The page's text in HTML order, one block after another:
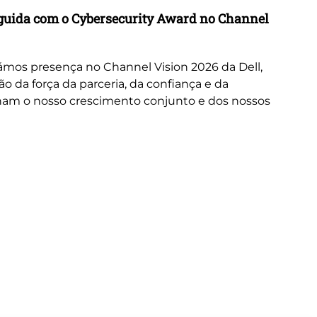
com o Cybersecurity Award no Channel
presença no Channel Vision 2026 da Dell,
da força da parceria, da confiança e da
o nosso crescimento conjunto e dos nossos